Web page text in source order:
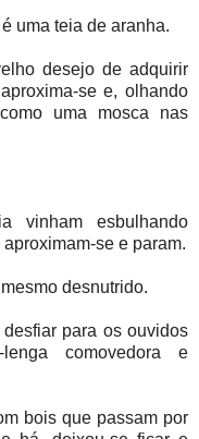
uma teia de aranha.
desejo de adquirir
se e, olhando
uma mosca nas
vinham esbulhando
se e param.
desnutrido.
para os ouvidos
comovedora e
bois que passam por